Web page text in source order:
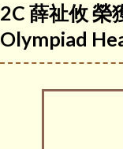
2C 薛祉攸
Olympiad